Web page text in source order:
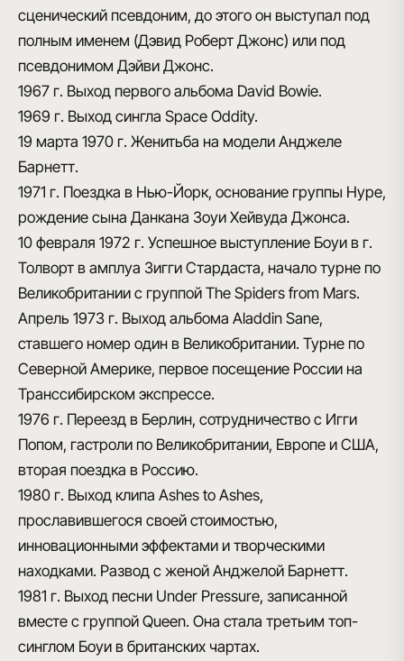
сценический псевдоним, до этого он выступал под
полным именем (Дэвид Роберт Джонс) или под
псевдонимом Дэйви Джонс.
1967 г. Выход первого альбома David Bowie.
1969 г. Выход сингла Space Oddity.
19 марта 1970 г. Женитьба на модели Анджеле
Барнетт.
1971 г. Поездка в Нью-Йорк, основание группы Hype,
рождение сына Данкана Зоуи Хейвуда Джонса.
10 февраля 1972 г. Успешное выступление Боуи в г.
Толворт в амплуа Зигги Стардаста, начало турне по
Великобритании с группой The Spiders from Mars.
Апрель 1973 г. Выход альбома Aladdin Sane,
ставшего номер один в Великобритании. Турне по
Северной Америке, первое посещение России на
Транссибирском экспрессе.
1976 г. Переезд в Берлин, сотрудничество с Игги
Попом, гастроли по Великобритании, Европе и США,
вторая поездка в Россию.
1980 г. Выход клипа Ashes to Ashes,
прославившегося своей стоимостью,
инновационными эффектами и творческими
находками. Развод с женой Анджелой Барнетт.
1981 г. Выход песни Under Pressure, записанной
вместе с группой Queen. Она стала третьим топ-
синглом Боуи в британских чартах.